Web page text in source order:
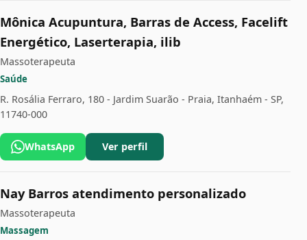
Mônica Acupuntura, Barras de Access, Facelift
Energético, Laserterapia, ilib
Massoterapeuta
Saúde
R. Rosália Ferraro, 180 - Jardim Suarão - Praia, Itanhaém - SP,
11740-000
WhatsApp Ver perfil
Nay Barros atendimento personalizado
Massoterapeuta
Massagem